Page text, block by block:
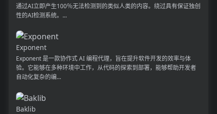
通过AI立即产生100％无法检测到的类似人类的内容。绕过具有保证独创
性的AI检测系统。...
Exponent
Exponent 是一款协作式 AI 编程代理，旨在提升软件开发的效率与体
验。它能够在多种环境中工作，从代码的探索到部署，能够帮助开发者
自动化复杂的编...
Baklib